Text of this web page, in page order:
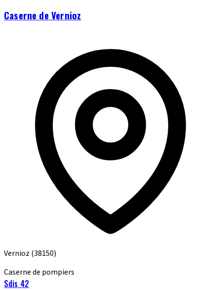
Caserne de Vernioz
Vernioz (38150)
Caserne de pompiers
Sdis 42